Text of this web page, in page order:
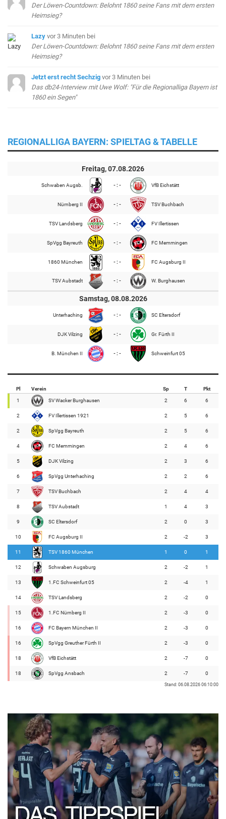
Der Löwen-Countdown: Belohnt 1860 seine Fans mit dem ersten
Heimsieg?
Lazy vor 3 Minuten bei
Der Löwen-Countdown: Belohnt 1860 seine Fans mit dem ersten
Heimsieg?
Jetzt erst recht Sechzig vor 3 Minuten bei
Das db24-Interview mit Uwe Wolf: "Für die Regionalliga Bayern ist
1860 ein Segen"
REGIONALLIGA BAYERN: SPIELTAG & TABELLE
Freitag, 07.08.2026
Schwaben Augsb. - : - VfB Eichstätt
Nürnberg II - : - TSV Buchbach
TSV Landsberg - : - FV Illertissen
SpVgg Bayreuth - : - FC Memmingen
1860 München - : - FC Augsburg II
TSV Aubstadt - : - W. Burghausen
Samstag, 08.08.2026
Unterhaching - : - SC Eltersdorf
DJK Vilzing - : - Gr. Fürth II
B. München II - : - Schweinfurt 05
Pl Verein Sp T Pkt
1 SV Wacker Burghausen 2 6 6
2 FV Illertissen 1921 2 5 6
2 SpVgg Bayreuth 2 5 6
4 FC Memmingen 2 4 6
5 DJK Vilzing 2 3 6
6 SpVgg Unterhaching 2 2 6
7 TSV Buchbach 2 4 4
8 TSV Aubstadt 1 4 3
9 SC Eltersdorf 2 0 3
10 FC Augsburg II 2 -2 3
11 TSV 1860 München 1 0 1
12 Schwaben Augsburg 2 -2 1
13 1.FC Schweinfurt 05 2 -4 1
14 TSV Landsberg 2 -2 0
15 1.FC Nürnberg II 2 -3 0
16 FC Bayern München II 2 -3 0
16 SpVgg Greuther Fürth II 2 -3 0
18 VfB Eichstätt 2 -7 0
18 SpVgg Ansbach 2 -7 0
Stand: 06.08.2026 06:10:00